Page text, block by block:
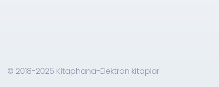
© 2018-2026 Kitaphana-Elektron kitaplar